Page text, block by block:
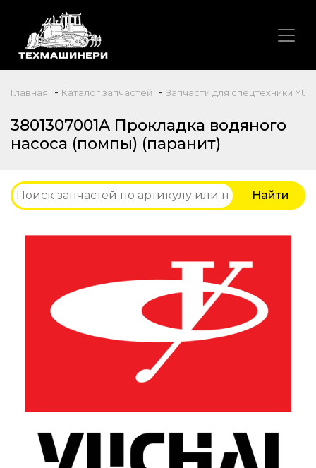
Главная - Каталог запчастей - Запчасти для спецтехники
3801307001A Прокладка водяного
насоса (помпы) (паранит)